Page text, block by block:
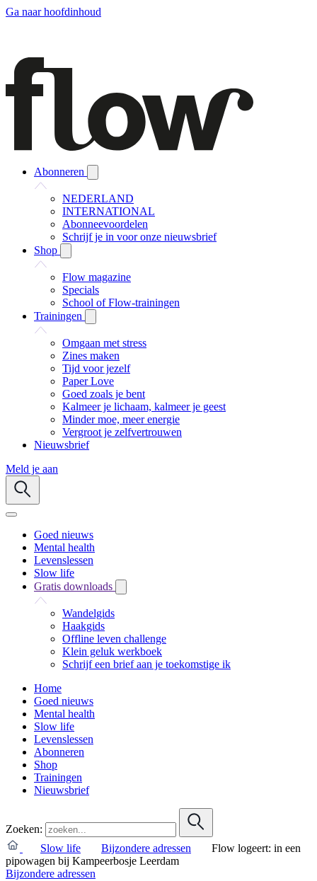
Ga naar hoofdinhoud
Abonneren
NEDERLAND
INTERNATIONAL
Abonneevoordelen
Schrijf je in voor onze nieuwsbrief
Shop
Flow magazine
Specials
School of Flow-trainingen
Trainingen
Omgaan met stress
Zines maken
Tijd voor jezelf
Paper Love
Goed zoals je bent
Kalmeer je lichaam, kalmeer je geest
Minder moe, meer energie
Vergroot je zelfvertrouwen
Nieuwsbrief
Meld je aan
Goed nieuws
Mental health
Levenslessen
Slow life
Gratis downloads
Wandelgids
Haakgids
Offline leven challenge
Klein geluk werkboek
Schrijf een brief aan je toekomstige ik
Home
Goed nieuws
Mental health
Slow life
Levenslessen
Abonneren
Shop
Trainingen
Nieuwsbrief
Zoeken:
Slow life
Bijzondere adressen
Flow logeert: in een
pipowagen bij Kampeerbosje Leerdam
Bijzondere adressen